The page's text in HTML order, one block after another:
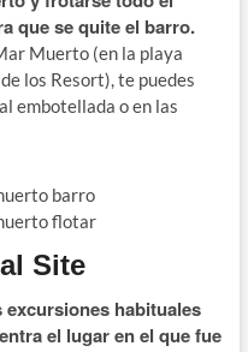
que se quite el barro.
Muerto (en la playa
los Resort), te puedes
embotellada o en las
Site
excursiones habituales
el lugar en el que fue